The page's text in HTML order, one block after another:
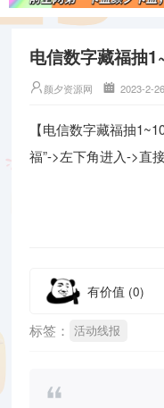
电信数字藏福抽
颜夕资源网 2023-2-
【电信数字藏福抽
福”->左下角进入->直
有价值 (0)
标签： 活动线报